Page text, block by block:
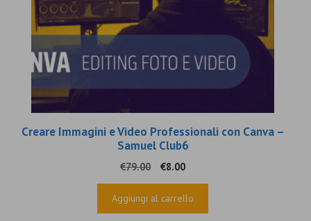
Creare Immagini e Video Professionali con Canva –
Samuel Club6
€79.00
Il
prezzo
originale
€8.00Il
prezzo
attuale
Aggiungi al carrello